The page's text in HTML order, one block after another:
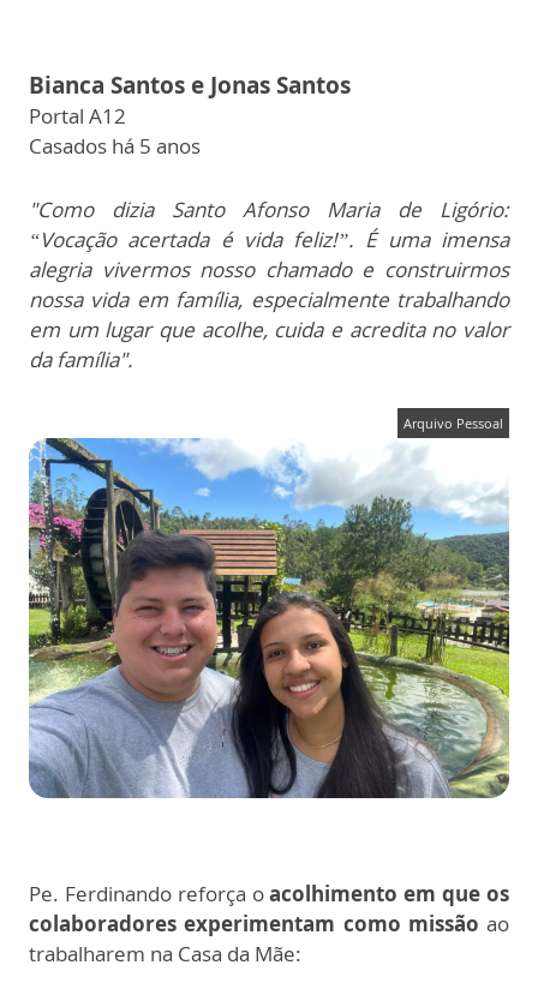
Bianca Santos e Jonas Santos
Portal A12
Casados há 5 anos
"Como dizia Santo Afonso Maria de Ligório:
“Vocação acertada é vida feliz!”. É uma imensa
alegria vivermos nosso chamado e construirmos
nossa vida em família, especialmente trabalhando
em um lugar que acolhe, cuida e acredita no valor
da família".
Arquivo Pessoal
Pe. Ferdinando reforça oacolhimento em que os
colaboradores experimentam como missão ao
trabalharem na Casa da Mãe: